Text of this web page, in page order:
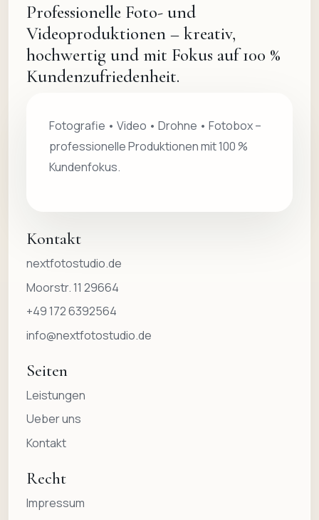
Professionelle Foto- und
Videoproduktionen – kreativ,
hochwertig und mit Fokus auf 100 %
Kundenzufriedenheit.
Fotografie • Video • Drohne • Fotobox –
professionelle Produktionen mit 100 %
Kundenfokus.
Kontakt
nextfotostudio.de
Moorstr. 11 29664
+49 172 6392564
info@nextfotostudio.de
Seiten
Leistungen
Ueber uns
Kontakt
Recht
Impressum